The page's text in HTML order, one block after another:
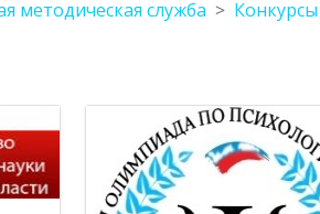
методическая служба Конкурсы